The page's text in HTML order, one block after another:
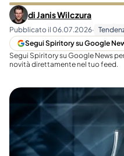
diJanis Wilczura
Pubblicato il 06.07.2026·
Segui Spiritory su Google
Segui Spiritory su Google News
novità direttamente nel tuo feed.